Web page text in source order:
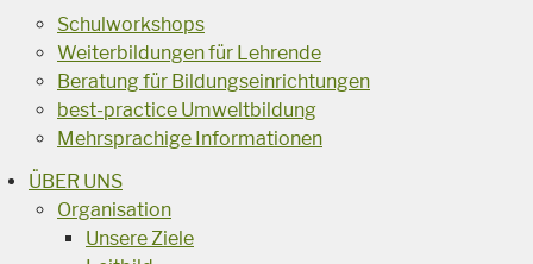
Schulworkshops
Weiterbildungen für Lehrende
Beratung für Bildungseinrichtungen
best-practice Umweltbildung
Mehrsprachige Informationen
ÜBER UNS
Organisation
Unsere Ziele